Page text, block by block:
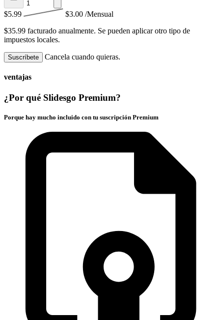
$5.99 $3.00 /Mensual
$35.99 facturado anualmente. Se pueden aplicar otro tipo de
impuestos locales.
Suscríbete Cancela cuando quieras.
ventajas
¿Por qué Slidesgo Premium?
Porque hay mucho incluido con tu suscripción Premium